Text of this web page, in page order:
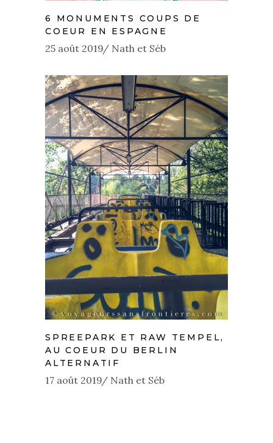
6 MONUMENTS COUPS DE
COEUR EN ESPAGNE
25 août 2019 Nath et Séb
SPREEPARK ET RAW TEMPEL,
AU COEUR DU BERLIN
ALTERNATIF
17 août 2019 Nath et Séb